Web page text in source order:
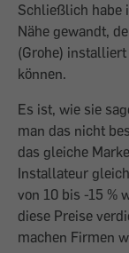
Schließlich habe
Nähe gewandt,
(Grohe)
können.
Es ist, wie sie
man das nicht
das gleiche
Installateur
von 10 bis -15 %
diese Preise
machen Firmen